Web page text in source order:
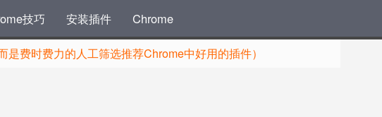
技巧 安装插件 Chrome
是费时费力的人工筛选推荐Chrome中好用的插件）